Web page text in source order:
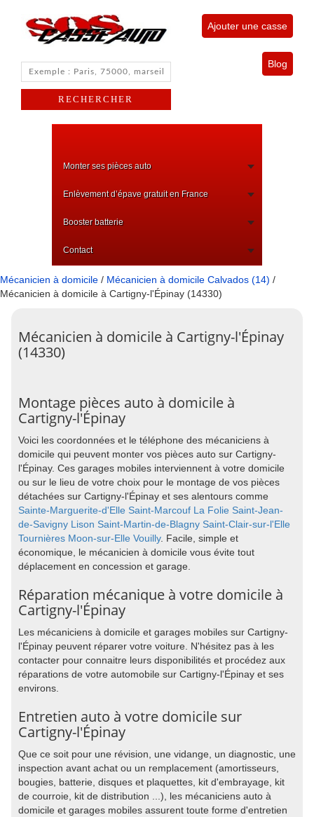
Ajouter une casse
Blog
Monter ses pièces auto
Enlèvement d’épave gratuit en France
Booster batterie
Contact
Mécanicien à domicile / Mécanicien à domicile Calvados (14) /
Mécanicien à domicile à Cartigny-l'Épinay (14330)
Mécanicien à domicile à Cartigny-l'Épinay
(14330)
Montage pièces auto à domicile à
Cartigny-l'Épinay
Voici les coordonnées et le téléphone des mécaniciens à
domicile qui peuvent monter vos pièces auto sur Cartigny-
l'Épinay. Ces garages mobiles interviennent à votre domicile
ou sur le lieu de votre choix pour le montage de vos pièces
détachées sur Cartigny-l'Épinay et ses alentours comme
Sainte-Marguerite-d'Elle Saint-Marcouf La Folie Saint-Jean-
de-Savigny Lison Saint-Martin-de-Blagny Saint-Clair-sur-l'Elle
Tournières Moon-sur-Elle Vouilly. Facile, simple et
économique, le mécanicien à domicile vous évite tout
déplacement en concession et garage.
Réparation mécanique à votre domicile à
Cartigny-l'Épinay
Les mécaniciens à domicile et garages mobiles sur Cartigny-
l'Épinay peuvent réparer votre voiture. N'hésitez pas à les
contacter pour connaitre leurs disponibilités et procédez aux
réparations de votre automobile sur Cartigny-l'Épinay et ses
environs.
Entretien auto à votre domicile sur
Cartigny-l'Épinay
Que ce soit pour une révision, une vidange, un diagnostic, une
inspection avant achat ou un remplacement (amortisseurs,
bougies, batterie, disques et plaquettes, kit d'embrayage, kit
de courroie, kit de distribution ...), les mécaniciens auto à
domicile et garages mobiles assurent toute forme d'entretien